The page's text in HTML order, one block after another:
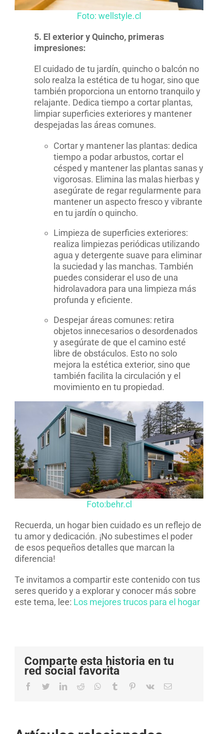
Foto: wellstyle.cl
5. El exterior y Quincho, primeras
impresiones:
El cuidado de tu jardín, quincho o balcón no
solo realza la estética de tu hogar, sino que
también proporciona un entorno tranquilo y
relajante. Dedica tiempo a cortar plantas,
limpiar superficies exteriores y mantener
despejadas las áreas comunes.
Cortar y mantener las plantas: dedica
tiempo a podar arbustos, cortar el
césped y mantener las plantas sanas y
vigorosas. Elimina las malas hierbas y
asegúrate de regar regularmente para
mantener un aspecto fresco y vibrante
en tu jardín o quincho.
Limpieza de superficies exteriores:
realiza limpiezas periódicas utilizando
agua y detergente suave para eliminar
la suciedad y las manchas. También
puedes considerar el uso de una
hidrolavadora para una limpieza más
profunda y eficiente.
Despejar áreas comunes: retira
objetos innecesarios o desordenados
y asegúrate de que el camino esté
libre de obstáculos. Esto no solo
mejora la estética exterior, sino que
también facilita la circulación y el
movimiento en tu propiedad.
Foto:behr.cl
Recuerda, un hogar bien cuidado es un reflejo de
tu amor y dedicación. ¡No subestimes el poder
de esos pequeños detalles que marcan la
diferencia!
Te invitamos a compartir este contenido con tus
seres querido y a explorar y conocer más sobre
este tema, lee: Los mejores trucos para el hogar
Comparte esta historia en tu
red social favorita
Facebook
TwitterLinkedIn
Reddit Whatsapp
Tumblr Pinterest
Vk Email